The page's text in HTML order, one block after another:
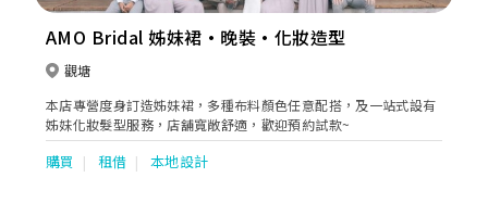
AMO Bridal 姊妹裙·晚裝·化妝造型
觀塘
本店專營度身訂造姊妹裙，多種布料顏色任意配搭，及一站式設有
姊妹化妝髮型服務，店舖寬敞舒適，歡迎預約試款~
購買 租借 本地設計